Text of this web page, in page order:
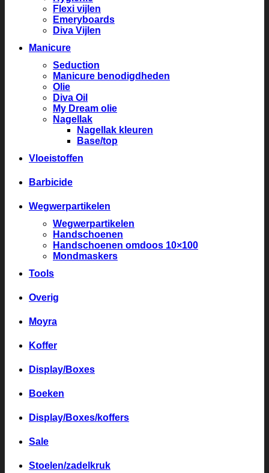
Flexi vijlen
Emeryboards
Diva Vijlen
Manicure
Seduction
Manicure benodigdheden
Olie
Diva Oil
My Dream olie
Nagellak
Nagellak kleuren
Base/top
Vloeistoffen
Barbicide
Wegwerpartikelen
Wegwerpartikelen
Handschoenen
Handschoenen omdoos 10×100
Mondmaskers
Tools
Overig
Moyra
Koffer
Display/Boxes
Boeken
Display/Boxes/koffers
Sale
Stoelen/zadelkruk